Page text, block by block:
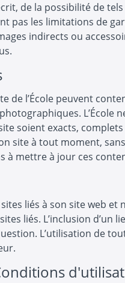
de la possibilité de
pas les limitations de
indirects ou
de l’École peuvent
L’École
soient exacts, complets
site à tout moment,
à mettre à jour ces
liés à son site web et
liés. L’inclusion d’un
L’utilisation de